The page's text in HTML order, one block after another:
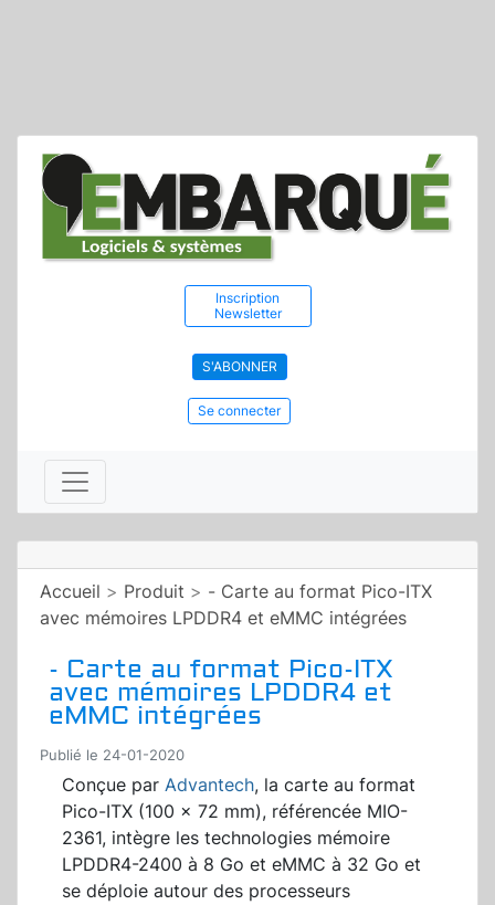
Inscription
Newsletter
S'ABONNER
Se connecter
Accueil > Produit > - Carte au format Pico-ITX
avec mémoires LPDDR4 et eMMC intégrées
- Carte au format Pico-ITX
avec mémoires LPDDR4 et
eMMC intégrées
Publié le 24-01-2020
Conçue par Advantech, la carte au format
Pico-ITX (100 x 72 mm), référencée MIO-
2361, intègre les technologies mémoire
LPDDR4-2400 à 8 Go et eMMC à 32 Go et
se déploie autour des processeurs